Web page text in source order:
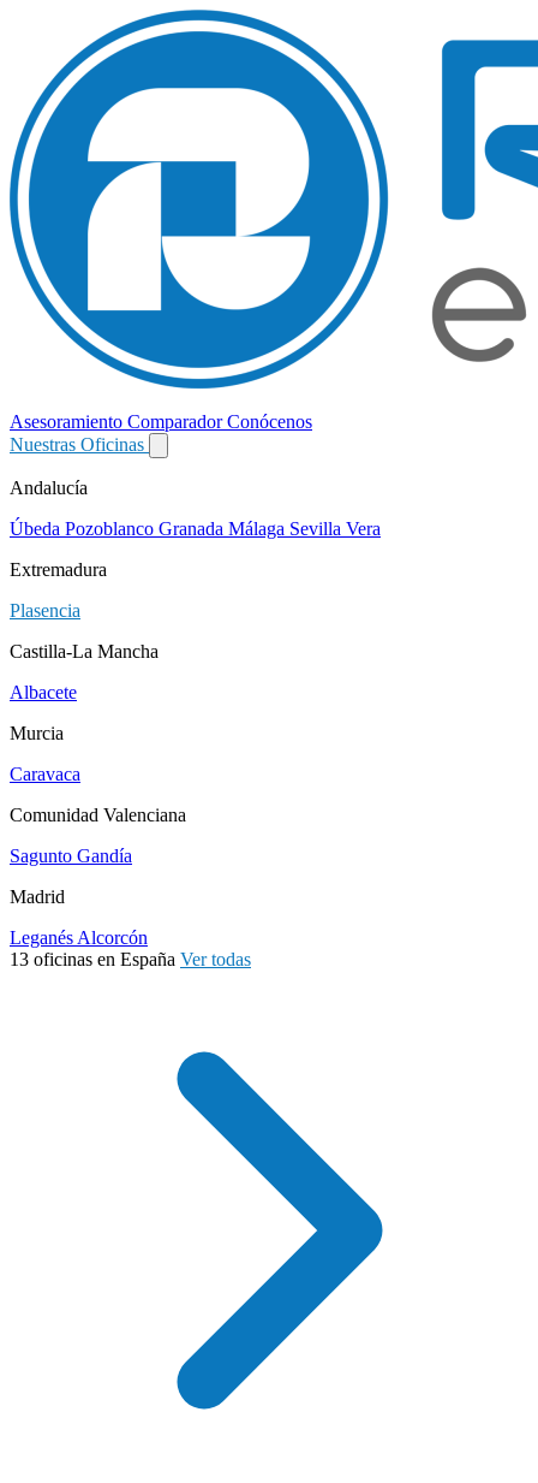
Asesoramiento ComparadorConócenos
Nuestras Oficinas
Andalucía
Úbeda Pozoblanco Granada Málaga Sevilla Vera
Extremadura
Plasencia
Castilla-La Mancha
Albacete
Murcia
Caravaca
Comunidad Valenciana
Sagunto Gandía
Madrid
Leganés Alcorcón
13 oficinas en España Ver todas